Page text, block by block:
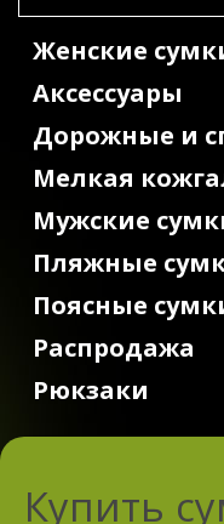
Женские
Аксессуары
Дорожные и
Мелкая
Мужские
Пляжные
Поясные
Распродажа
Рюкзаки
Купить